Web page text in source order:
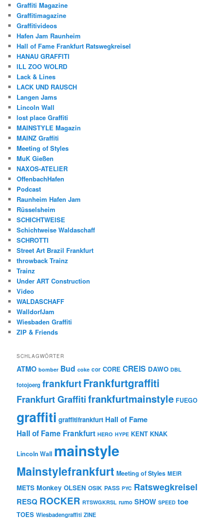
Graffiti Magazine
Graffitimagazine
Graffitivideos
Hafen Jam Raunheim
Hall of Fame Frankfurt Ratswegkreisel
HANAU GRAFFITI
ILL ZOO WOLRD
Lack & Lines
LACK UND RAUSCH
Langen Jams
Lincoln Wall
lost place Graffiti
MAINSTYLE Magazin
MAINZ Graffiti
Meeting of Styles
MuK Gießen
NAXOS-ATELIER
OffenbachHafen
Podcast
Raunheim Hafen Jam
Rüsselsheim
SCHICHTWEISE
Schichtweise Waldaschaff
SCHROTTI
Street Art Brazil Frankfurt
throwback Trainz
Trainz
Under ART Construction
Video
WALDASCHAFF
WalldorfJam
Wiesbaden Graffiti
ZIP & Friends
SCHLAGWÖRTER
ATMO bomber Bud coke cor CORE CREIS DAWO DBL
fotojoerg frankfurtFrankfurtgraffiti
Frankfurt Graffitifrankfurtmainstyle FUEGO
graffiti graffitifrankfurt Hall of Fame
Hall of Fame Frankfurt HERO HYPE KENT KNAK
Lincoln Wall mainstyle
Mainstylefrankfurt Meeting of Styles MEIR
METS Monkey OLSEN OSIK PASS PYC Ratswegkreisel
RESQ ROCKER RTSWGKRSL rumo SHOW SPEED toe
TOES Wiesbadengraffiti ZINE